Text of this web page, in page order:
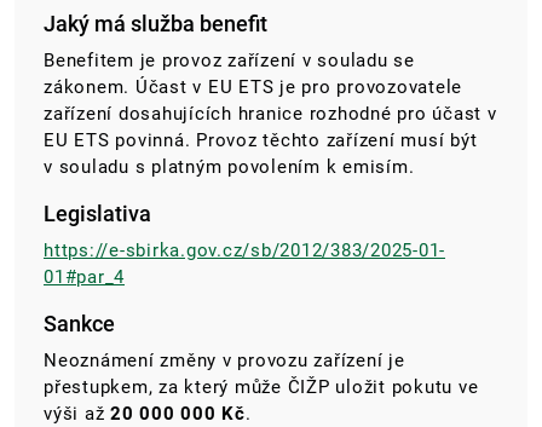
Jaký má služba benefit
Benefitem je provoz zařízení v souladu se
zákonem. Účast v EU ETS je pro provozovatele
zařízení dosahujících hranice rozhodné pro účast v
EU ETS povinná. Provoz těchto zařízení musí být
v souladu s platným povolením k emisím.
Legislativa
https://e-sbirka.gov.cz/sb/2012/383/2025-01-
01#par_4
Sankce
Neoznámení změny v provozu zařízení je
přestupkem, za který může ČIŽP uložit pokutu ve
výši až 20 000 000 Kč.